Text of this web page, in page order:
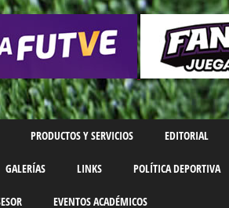
PRODUCTOS Y SERVICIOS EDITORIAL
GALERÍAS LINKS POLÍTICA DEPORTIVA
EVENTOS ACADÉMICOS